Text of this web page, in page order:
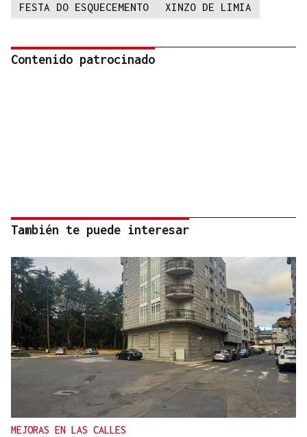
FESTA DO ESQUECEMENTO XINZO DE LIMIA
Contenido patrocinado
También te puede interesar
MEJORAS EN LAS CALLES